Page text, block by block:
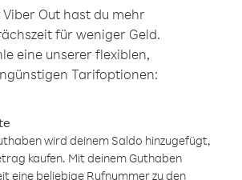
Viber Out hast du mehr
für weniger Geld.
eine unserer flexiblen,
Tarifoptionen:
wird deinem Saldo hinzugefügt,
kaufen. Mit deinem Guthaben
eine beliebige Rufnummer zu den